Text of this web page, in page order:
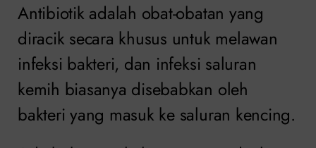
Antibiotik adalah obat-obatan yang
diracik secara khusus untuk melawan
infeksi bakteri, dan infeksi saluran
kemih biasanya disebabkan oleh
bakteri yang masuk ke saluran kencing.